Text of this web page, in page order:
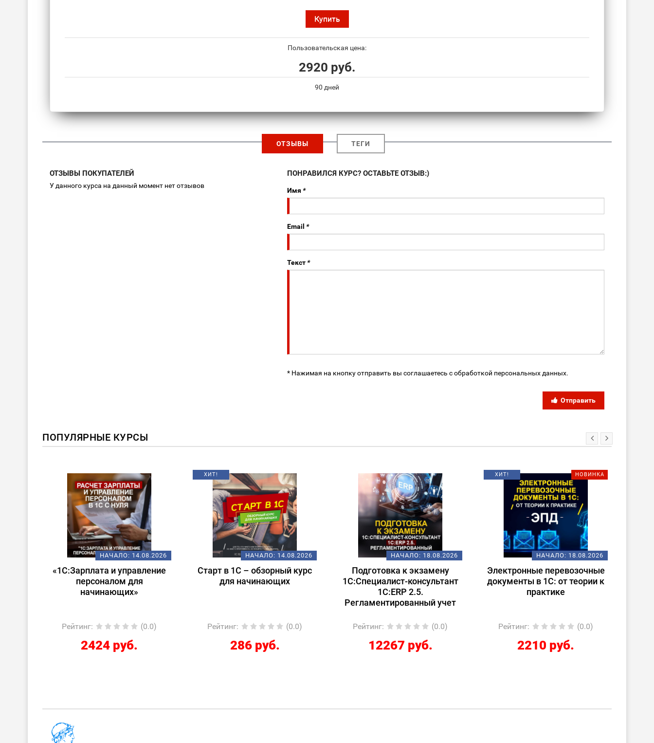
Купить
Пользовательская цена:
2920 руб.
90 дней
ОТЗЫВЫ ТЕГИ
ОТЗЫВЫ ПОКУПАТЕЛЕЙ
У данного курса на данный момент нет отзывов
ПОНРАВИЛСЯ КУРС? ОСТАВЬТЕ ОТЗЫВ:)
Имя *
Email *
Текст*
* Нажимая на кнопку отправить вы соглашаетесь с обработкой персональных данных.
Отправить
ПОПУЛЯРНЫЕ КУРСЫ
НАЧАЛО: 14.08.2026
«1С:Зарплата и управление
персоналом для
начинающих»
Рейтинг: (0.0)
2424 руб.
ХИТ!
НАЧАЛО: 14.08.2026
Старт в 1С – обзорный курс
для начинающих
Рейтинг: (0.0)
286 руб.
НАЧАЛО: 18.08.2026
Подготовка к экзамену
1С:Специалист-консультант
1С:ERP 2.5.
Регламентированный учет
Рейтинг: (0.0)
12267 руб.
НОВИНКА
ХИТ!
НАЧАЛО: 18.08.2026
Электронные перевозочные
документы в 1С: от теории к
практике
Рейтинг: (0.0)
2210 руб.